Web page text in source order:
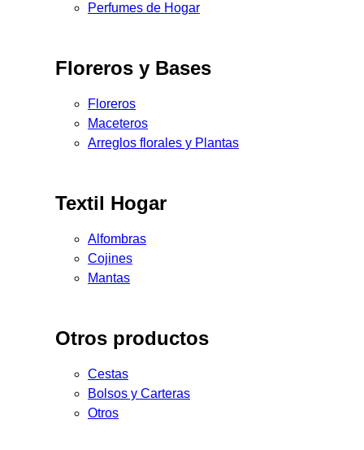
Perfumes de Hogar
Floreros y Bases
Floreros
Maceteros
Arreglos florales y Plantas
Textil Hogar
Alfombras
Cojines
Mantas
Otros productos
Cestas
Bolsos y Carteras
Otros